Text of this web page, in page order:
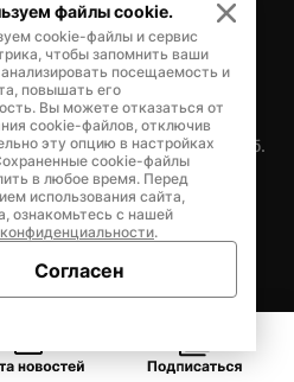
политики Ямало-
Богдана Кнунянца, д.1, каб.
42728
файлы cookie.
cookie-файлы и сервис
чтобы запомнить ваши
посещаемость и
повышать его
Вы можете отказаться от
cookie-файлов, отключив
эту опцию в настройках
cookie-файлы
в любое время. Перед
использования сайта,
ознакомьтесь с нашей
.
Согласен